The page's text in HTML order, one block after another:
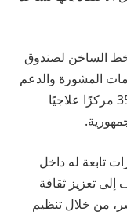
الساخن لصندوق
يقدم خدمات المشورة والدعم
النفسي والعلاج والتأهيل مجانًا، من خلال 35 مركزًا علاجيًا
تابعة له داخل
تعزيز ثقافة
من خلال تنظيم